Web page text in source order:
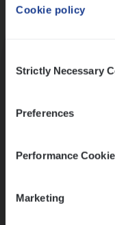
Cookie policy
Selection
Strictly Necessary
Preferences
Performance
Marketing